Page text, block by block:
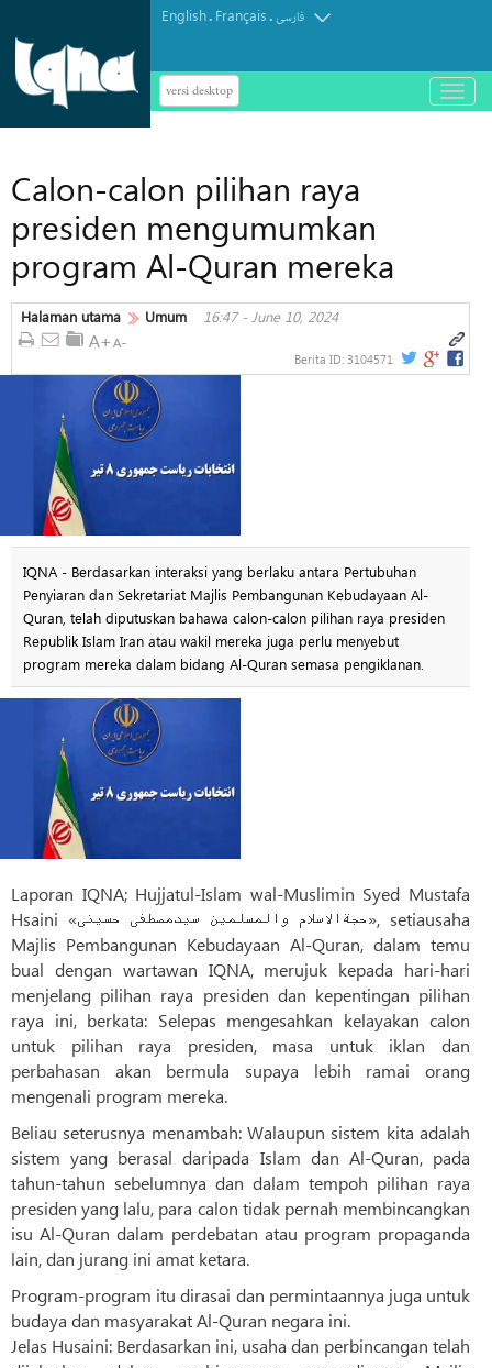
English. Français.فارسی
versi desktop
باز
و
Calon-calon pilihan raya
presiden mengumumkan
program Al-Quran mereka
Halaman utama Umum 16:47 - June 10, 2024
Berita ID: 3104571
IQNA - Berdasarkan interaksi yang berlaku antara Pertubuhan
Penyiaran dan Sekretariat Majlis Pembangunan Kebudayaan Al-
Quran, telah diputuskan bahawa calon-calon pilihan raya presiden
Republik Islam Iran atau wakil mereka juga perlu menyebut
program mereka dalam bidang Al-Quran semasa pengiklanan.
Laporan IQNA; Hujjatul-Islam wal-Muslimin Syed Mustafa
Hsaini «حجةالاسلام والمسلمین سیدمصطفی حسینی», setiausaha
Majlis Pembangunan Kebudayaan Al-Quran, dalam temu
bual dengan wartawan IQNA, merujuk kepada hari-hari
menjelang pilihan raya presiden dan kepentingan pilihan
raya ini, berkata: Selepas mengesahkan kelayakan calon
untuk pilihan raya presiden, masa untuk iklan dan
perbahasan akan bermula supaya lebih ramai orang
mengenali program mereka.
Beliau seterusnya menambah: Walaupun sistem kita adalah
sistem yang berasal daripada Islam dan Al-Quran, pada
tahun-tahun sebelumnya dan dalam tempoh pilihan raya
presiden yang lalu, para calon tidak pernah membincangkan
isu Al-Quran dalam perdebatan atau program propaganda
lain, dan jurang ini amat ketara.
Program-program itu dirasai dan permintaannya juga untuk
budaya dan masyarakat Al-Quran negara ini.
Jelas Husaini: Berdasarkan ini, usaha dan perbincangan telah